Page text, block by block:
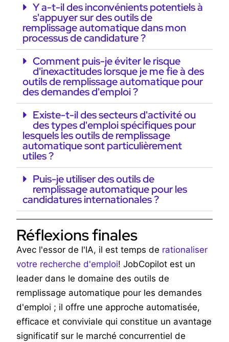
Y a-t-il des inconvénients potentiels à
s'appuyer sur des outils de
remplissage automatique dans mon
processus de candidature ?
Comment puis-je éviter le risque
d'inexactitudes lorsque je me fie à des
outils de remplissage automatique pour
des demandes d'emploi ?
Existe-t-il des secteurs d'activité ou
des types d'emploi spécifiques pour
lesquels les outils de remplissage
automatique sont particulièrement
utiles ?
Puis-je utiliser des outils de
remplissage automatique pour les
candidatures internationales ?
Réflexions finales
Avec l'essor de l'IA, il est temps de rationaliser
votre recherche d'emploi! JobCopilot est un
leader dans le domaine des outils de
remplissage automatique pour les demandes
d'emploi ; il offre une approche automatisée,
efficace et conviviale qui constitue un avantage
significatif sur le marché concurrentiel de